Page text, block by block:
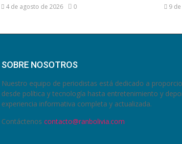
4 de agosto de 2026 0 9
SOBRE NOSOTROS
Nuestro equipo de periodistas está dedicado a
desde política y tecnología hasta entretenimiento y
experiencia informativa completa y actualizada.
Contáctenoscontacto@ranbolivia.com